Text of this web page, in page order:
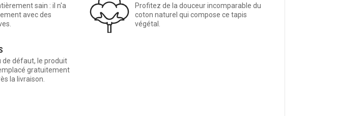
sain : il n'a
avec des
Profitez de la douceur incomparable du
coton naturel qui compose ce tapis
végétal.
de défaut, le produit
gratuitement
la livraison.